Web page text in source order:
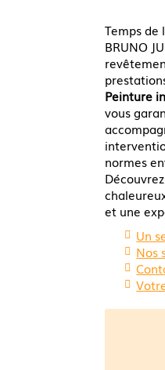
Temps de
BRUNO
Peinture
vous
normes
et une
Un
Nos